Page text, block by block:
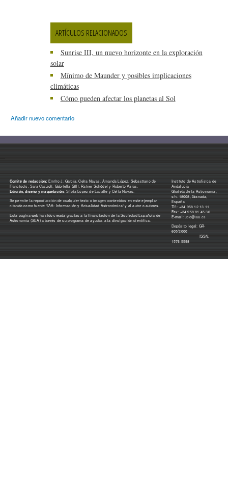
ARTÍCULOS RELACIONADOS
Sunrise III, un nuevo horizonte en la exploración
solar
Mínimo de Maunder y posibles implicaciones
climáticas
Cómo pueden afectar los planetas al Sol
Añadir nuevo comentario
Comité de redacción: Emilio J. García, Celia Navas, Amanda López, Sebastiano de
Franciscis, Sara Cazzoli, Gabriella Gilli, Rainer Schödel y Roberto Varas.
Edición, diseño y maquetación: Silbia López de Lacalle y Celia Navas.
Se permite la reproducción de cualquier texto o imagen contenidos en este ejemplar
citando como fuente "IAA: Información y Actualidad Astronómica" y al autor o autores.
Esta página web ha sido creada gracias a la financiación de la Sociedad Española de
Astronomía (SEA) a través de su programa de ayudas a la divulgación científica.
Instituto de Astrofísica de
Andalucía
Glorieta de la Astronomía,
s/n. 18008, Granada,
España
Tlf.: +34 958 12 13 11
Fax: +34 958 81 45 30
E-mail:ucc@iaa.es
Depósito legal: GR-
605/2000
ISSN:
1576-5598